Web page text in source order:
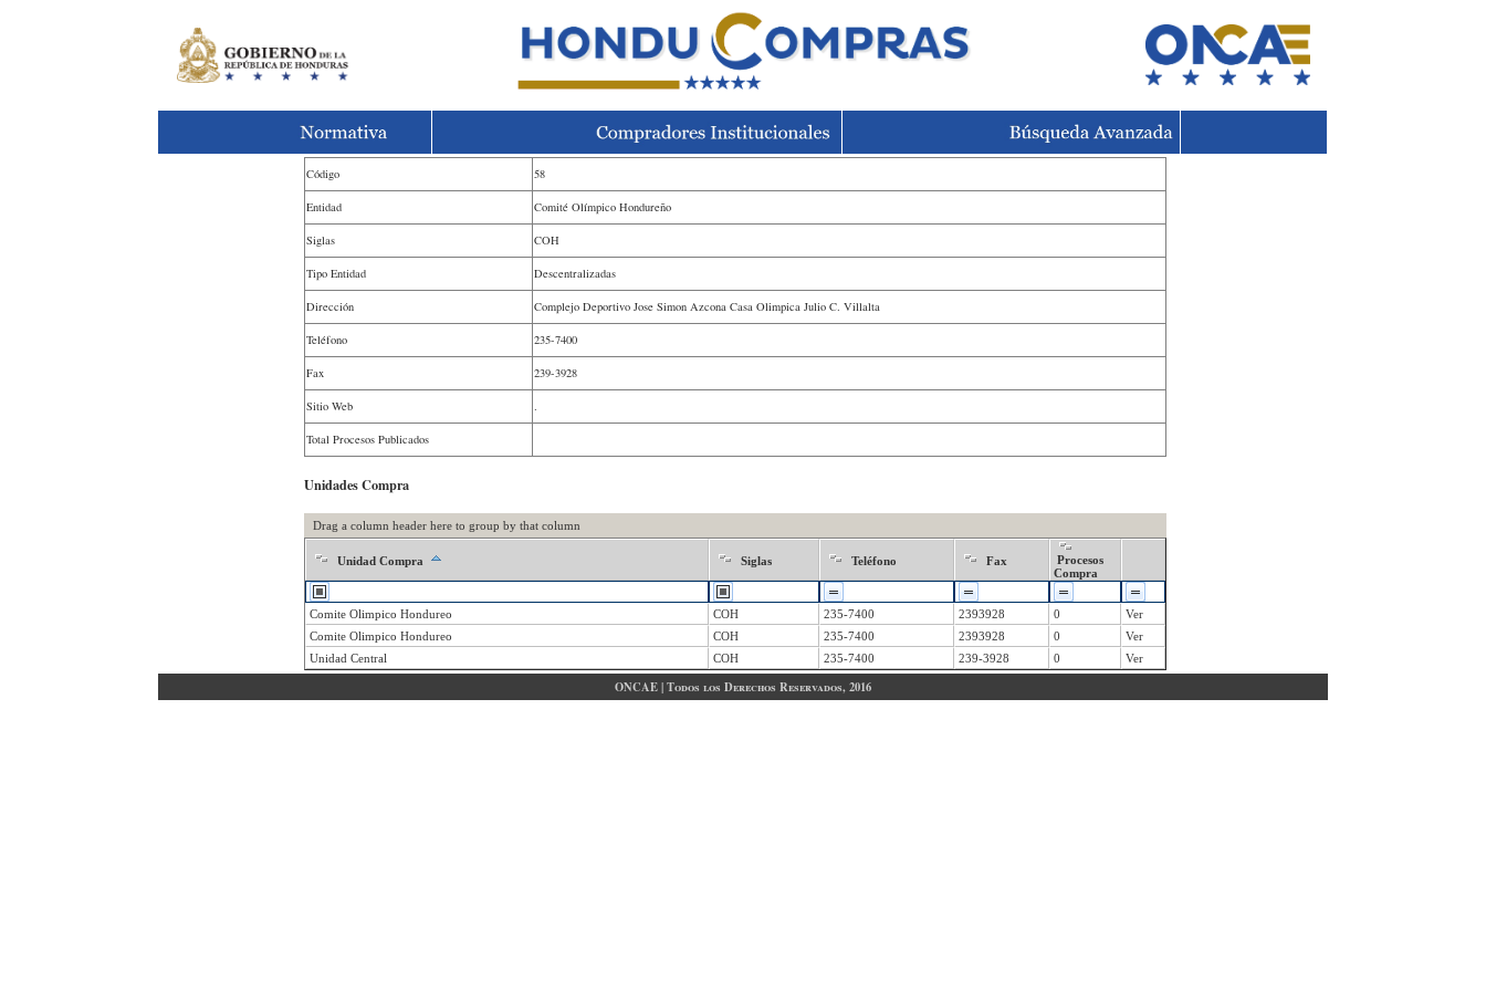
Código 58
Entidad Comité Olímpico Hondureño
Siglas COH
Tipo Entidad Descentralizadas
Dirección Complejo Deportivo Jose Simon Azcona Casa Olimpica Julio C. Villalta
Teléfono 235-7400
Fax 239-3928
Sitio Web .
Total Procesos Publicados
Unidades Compra
Drag a column header here to group by that column
Unidad Compra Siglas Teléfono Fax
Procesos
Compra
Comite Olimpico Hondureo COH 235-7400 2393928 0
Ver
Comite Olimpico Hondureo
COH 235-7400 2393928 0
Ver
Unidad Central
COH 235-7400 239-3928 0 Ver
ONCAE | Todos los Derechos Reservados, 2016